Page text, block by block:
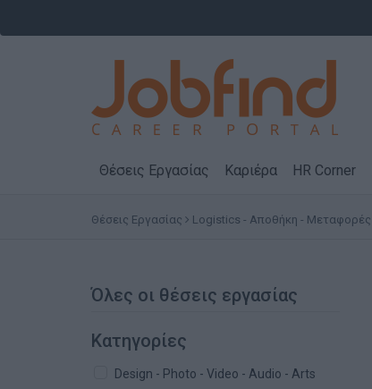
Θέσεις Εργασίας Καριέρα HR Corner
Θέσεις Εργασίας Logistics - Αποθήκη - Μεταφορές
Όλες οι θέσεις εργασίας
Κατηγορίες
Design - Photo - Video - Audio - Arts